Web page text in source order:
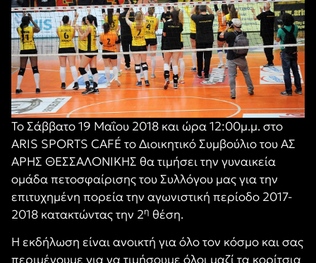
Το Σάββατο 19 Μαΐου 2018 και ώρα 12:00μ.μ. στο
ARIS SPORTS CAFÉ το Διοικητικό Συμβούλιο του ΑΣ
ΑΡΗΣ ΘΕΣΣΑΛΟΝΙΚΗΣ θα τιμήσει την γυναικεία
ομάδα πετοσφαίρισης του Συλλόγου μας για την
επιτυχημένη πορεία την αγωνιστική περίοδο 2017-
2018 κατακτώντας την 2η θέση.
Η εκδήλωση είναι ανοικτή για όλο τον κόσμο και σας
περιμένουμε για να τιμήσουμε όλοι μαζί τα κορίτσια